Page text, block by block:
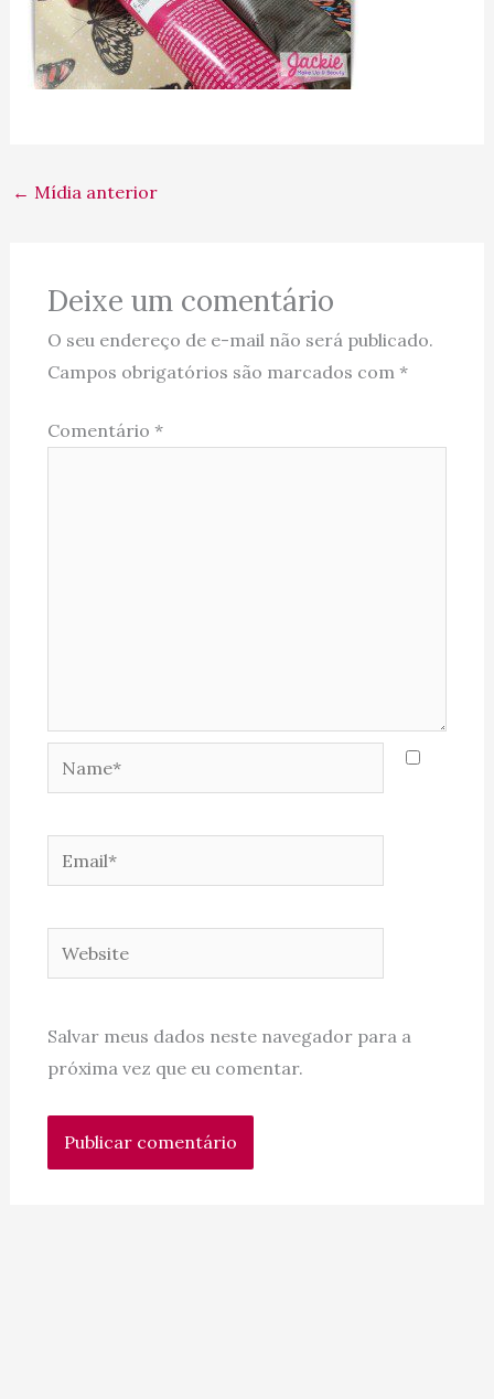
← Mídia anterior
Deixe um comentário
O seu endereço de e-mail não será publicado.
Campos obrigatórios são marcados com *
Comentário *
Name*
Email*
Website
Salvar meus dados neste navegador para a
próxima vez que eu comentar.